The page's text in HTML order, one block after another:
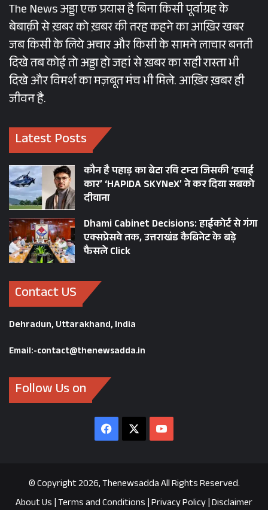
The News अड्डा एक प्रयास है बिना किसी पूर्वाग्रह के
बेबाक़ी से ख़बर को ख़बर की तरह कहने का आख़िर खबर
जब किसी के लिये अचार और किसी के सामने लाचार बनती
दिखे तब कोई तो अड्डा हो जहां से ख़बर का सही रास्ता भी
दिखे और विमर्श का मज़बूत मंच भी मिले. आख़िर ख़बर ही
जीवन है.
Latest Posts
कौन है पहाड़ का बेटा रवि टम्टा जिसकी ‘हवाई
कार’ ‘HAPIDA SKYNeX’ ने कर दिया सबको
दीवाना
Dhami Cabinet Decisions: हाईकोर्ट से गंगा
एक्सप्रेसवे तक, उत्तराखंड कैबिनेट के बड़े
फैसले Click
Contact US
Dehradun, Uttarakhand, India
Email:-contact@thenewsadda.in
Follow Us on
Facebook
© Copyright 2026, Thenewsadda All Rights Reserved.
About Us|Terms and Conditions|Privacy Policy|Disclaimer